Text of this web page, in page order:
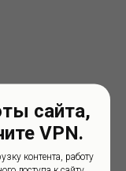
сайта,
VPN.
контента, работу